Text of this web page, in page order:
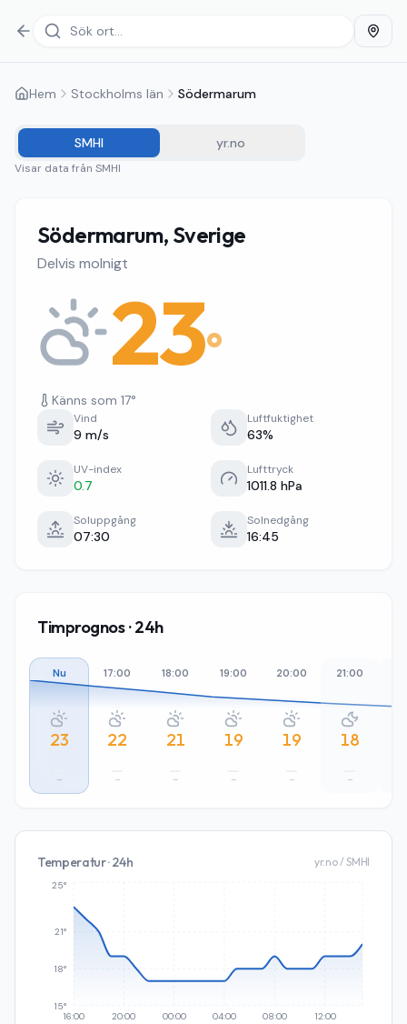
Hem Stockholms län Södermarum
SMHI yr.no
Visar data från SMHI
Södermarum, Sverige
Delvis molnigt
23°
Känns som 17°
Vind
9 m/s
Luftfuktighet
63%
UV-index
0.7
Lufttryck
1011.8 hPa
Soluppgång
07:30
Solnedgång
16:45
Timprognos · 24h
Nu
23
–
17:00
22
–
18:00
21
–
19:00
19
–
20:00
19
–
21:00
18
–
Temperatur · 24h yr.no / SMHI
16:00 20:00 00:00 04:00 08:00 12:00
15°
18°
21°
25°